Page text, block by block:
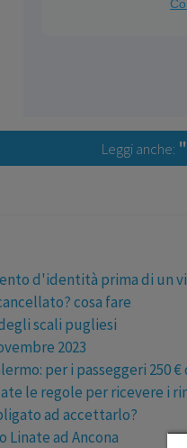
Leggi anche:
d'identità prima di un
cosa fare
scali pugliesi
2023
per i passeggeri 250
le regole per ricevere i
ad accettarlo?
Linate ad Ancona